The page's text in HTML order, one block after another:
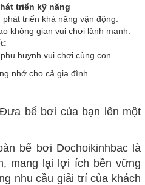
triển kỹ năng
triển khả năng vận động.
không gian vui chơi lành mạnh.
huynh vui chơi cùng con.
nhớ cho cả gia đình.
bể bơi của bạn lên một
bể bơi Dochoikinhbac là
mang lại lợi ích bền vững
nhu cầu giải trí của khách